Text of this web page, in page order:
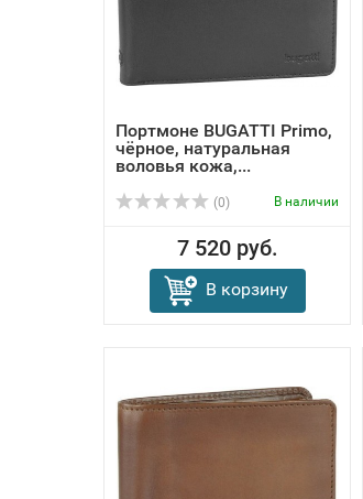
Портмоне BUGATTI Primo,
чёрное, натуральная
воловья кожа,...
(0) В наличии
7 520 руб.
В корзину